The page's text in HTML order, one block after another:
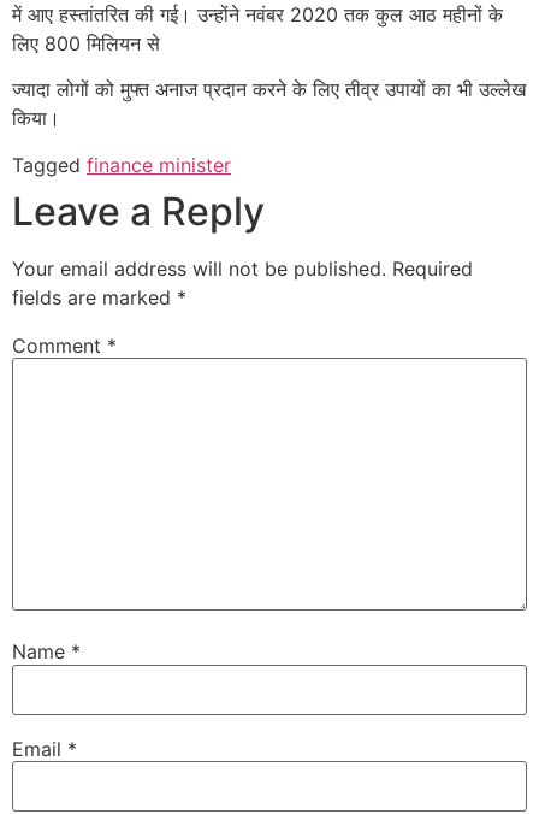
में आए हस्तांतरित की गई। उन्होंने नवंबर 2020 तक कुल आठ महीनों के
लिए 800 मिलियन से
ज्यादा लोगों को मुफ्त अनाज प्रदान करने के लिए तीव्र उपायों का भी उल्लेख
किया।
Tagged finance minister
Leave a Reply
Your email address will not be published. Required
fields are marked *
Comment *
Name *
Email *